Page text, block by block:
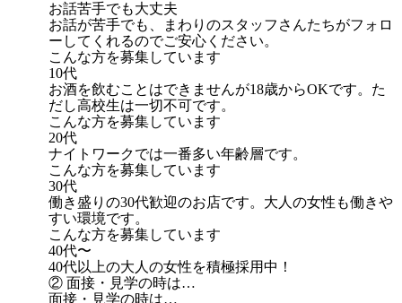
お話苦手でも大丈夫
お話が苦手でも、まわりのスタッフさんたちがフォロ
ーしてくれるのでご安心ください。
こんな方を募集しています
10代
お酒を飲むことはできませんが18歳からOKです。た
だし高校生は一切不可です。
こんな方を募集しています
20代
ナイトワークでは一番多い年齢層です。
こんな方を募集しています
30代
働き盛りの30代歓迎のお店です。大人の女性も働きや
すい環境です。
こんな方を募集しています
40代〜
40代以上の大人の女性を積極採用中！
② 面接・見学の時は…
面接・見学の時は…